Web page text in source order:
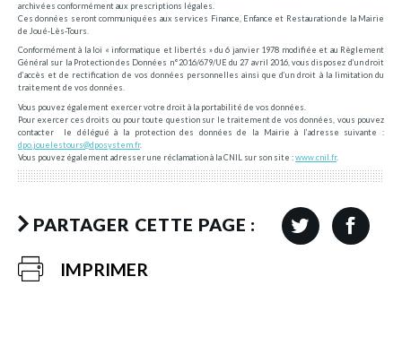
archivées conformément aux prescriptions légales.
Ces données seront communiquées aux services Finance, Enfance et Restauration de la Mairie
de Joué-Lès-Tours.
Conformément à la loi « informatique et libertés » du 6 janvier 1978 modifiée et au Règlement
Général sur la Protection des Données n°2016/679/UE du 27 avril 2016, vous disposez d’un droit
d’accès et de rectification de vos données personnelles ainsi que d’un droit à la limitation du
traitement de vos données.
Vous pouvez également exercer votre droit à la portabilité de vos données.
Pour exercer ces droits ou pour toute question sur le traitement de vos données, vous pouvez
contacter le délégué à la protection des données de la Mairie à l’adresse suivante :
dpo.jouelestours@dposystem.fr.
Vous pouvez également adresser une réclamation à la CNIL sur son site :www.cnil.fr.
PARTAGER CETTE PAGE :
IMPRIMER